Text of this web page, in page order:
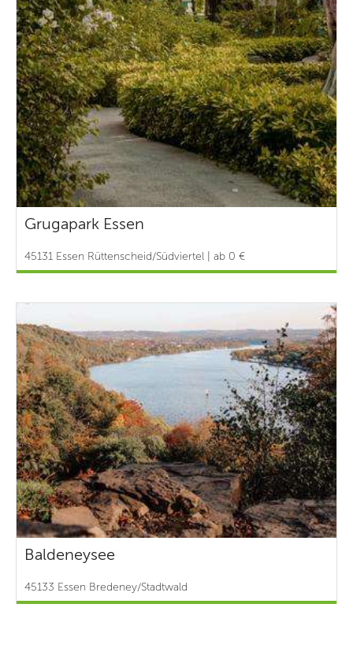
Grugapark Essen
45131 Essen Rüttenscheid/Südviertel | ab 0 €
Baldeneysee
45133 Essen Bredeney/Stadtwald